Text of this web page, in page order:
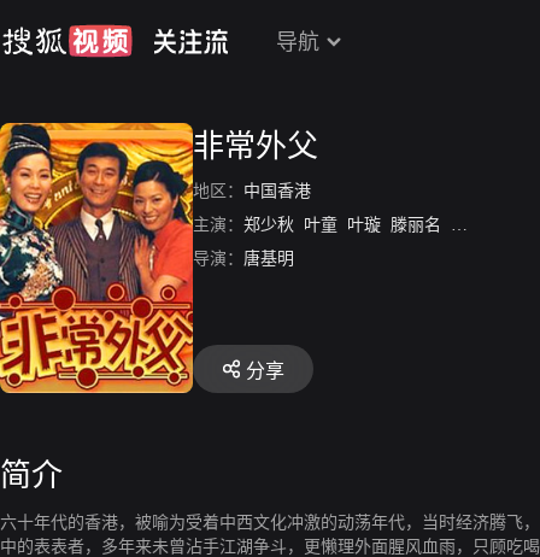
导航
非常外父
地区： 中国香港
主演： 郑少秋 叶童 叶璇 滕丽名 黎耀祥
导演： 唐基明
分享
简介
六十年代的香港，被喻为受着中西文化冲激的动荡年代，当时经济腾飞
中的表表者，多年来未曾沾手江湖争斗，更懒理外面腥风血雨，只顾吃